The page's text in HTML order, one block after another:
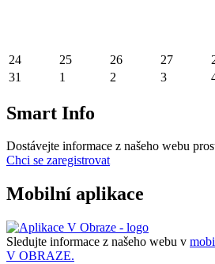
24 25 26 27
31
1 2 3
Smart Info
Dostávejte informace z našeho webu
Chci se zaregistrovat
Mobilní aplikace
Sledujte informace z našeho webu v
V OBRAZE.